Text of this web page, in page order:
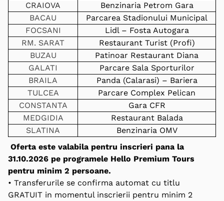
CRAIOVA
Benzinaria Petrom Gara
BACAU
Parcarea Stadionului Municipal
FOCSANI
Lidl – Fosta Autogara
RM. SARAT
Restaurant Turist (Profi)
BUZAU
Patinoar Restaurant Diana
GALATI
Parcare Sala Sporturilor
BRAILA
Panda (Calarasi) – Bariera
TULCEA
Parcare Complex Pelican
CONSTANTA
Gara CFR
MEDGIDIA
Restaurant Balada
SLATINA
Benzinaria OMV
Oferta este valabila pentru inscrieri pana la
31.10.2026 pe programele Hello Premium Tours
pentru minim 2 persoane.
• Transferurile se confirma automat cu titlu
GRATUIT in momentul inscrierii pentru minim 2